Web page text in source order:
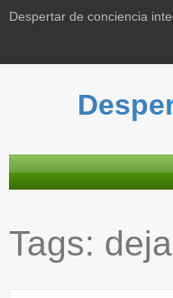
Despertar de conciencia
Actividades
Tags: